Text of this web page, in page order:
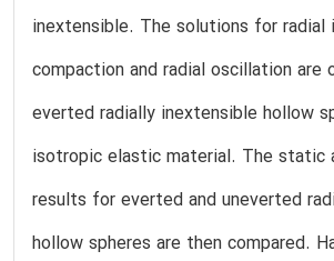
inextensible. The solutions for radial
compaction and radial oscillation are
everted radially inextensible hollow
isotropic elastic material. The static
results for everted and uneverted
hollow spheres are then compared.